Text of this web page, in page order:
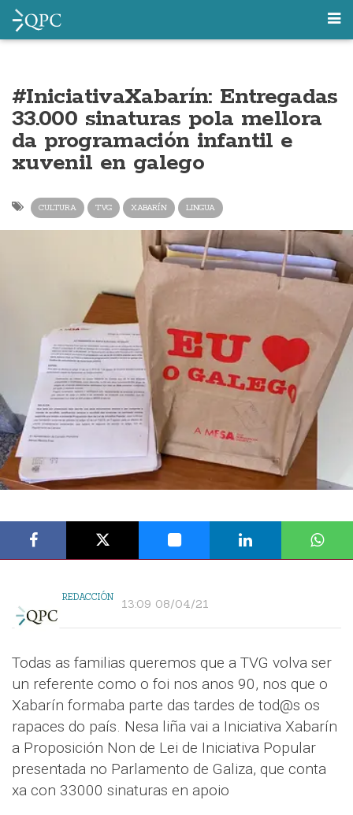
#IniciativaXabarín: Entregadas
33.000 sinaturas pola mellora
da programación infantil e
xuvenil en galego
CULTURA TVG XABARÍN LINGUA
REDACCIÓN 13:09 08/04/21
Todas as familias queremos que a TVG volva ser
un referente como o foi nos anos 90, nos que o
Xabarín formaba parte das tardes de tod@s os
rapaces do país. Nesa liña vai a Iniciativa Xabarín
a Proposición Non de Lei de Iniciativa Popular
presentada no Parlamento de Galiza, que conta
xa con 33000 sinaturas en apoio